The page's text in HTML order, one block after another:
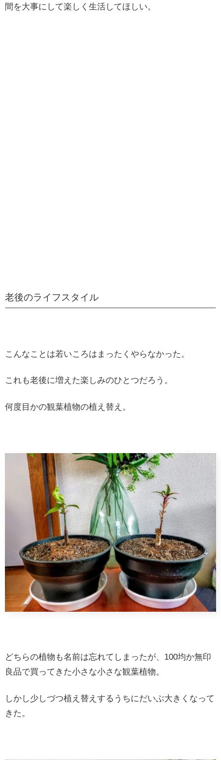
間を大事にして楽しく生活してほしい。
老後のライフスタイル
こんなことは若いころはまったくやらなかった。
これも老後に増えた楽しみのひとつだろう。
何度目かの観葉植物の植え替え。
どちらの植物も名前は忘れてしまったが、100均か無印
良品で買ってきた小さな小さな観葉植物。
しかし少しづつ植え替えするうちにだいぶ大きくなって
きた。